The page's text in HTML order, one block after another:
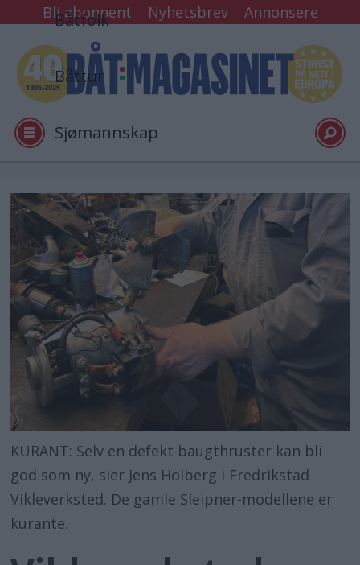
Bli abonnent Nyhetsbrev Annonsere
Båtfolk
Båttur
Sjømannskap
Tester
Arkiv
Video
Logg inn
KURANT: Selv en defekt baugthruster kan bli
god som ny, sier Jens Holberg i Fredrikstad
Vikleverksted. De gamle Sleipner-modellene er
kurante.